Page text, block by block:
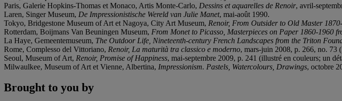
Paris, Galerie Hopkins-Thomas et Monaco, Artis Monte-Carlo, Dessins et aquarelles de Renoir, avril-
Laren, Singer Museum, De Impressionistische Wereld van Julie Manet, mai-août 1990.
Tokyo, Bridgestone Museum of Art et Nagoya, City Art Museum, Renoir, From Outsider to Old Master
Rotterdam, Boijmans Van Beuningen Museum, From Monet to Picasso, Masterpieces on Paper 1860-1960
La Haye, Gemeentemuseum, The Outdoor Life, Nineteenth-century French Landscapes from the Triton
Rome, Complesso del Vittoriano, Renoir, La maturità tra classico e moderno, mars-juin 2008, p. 266, no. 73
Seoul, Museum of Art, Renoir, Promise of Happiness, mai-septembre 2009, p. 241 (illustré en couleurs; un
Milwaulkee, Museum of Art et Vienne, Albertina, Impressionism. Pastels, Watercolours, Drawings, octobre
Brought to you by